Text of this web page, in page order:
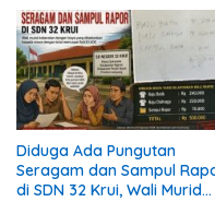
Diduga Ada Pungutan
Seragam dan Sampul
di SDN 32 Krui, Wali Murid